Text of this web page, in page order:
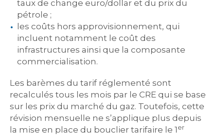
taux de change euro/dollar et du prix du
pétrole ;
les coûts hors approvisionnement, qui
incluent notamment le coût des
infrastructures ainsi que la composante
commercialisation.
Les barèmes du tarif réglementé sont
recalculés tous les mois par le CRE qui se base
sur les prix du marché du gaz. Toutefois, cette
révision mensuelle ne s’applique plus depuis
la mise en place du bouclier tarifaire le 1 er